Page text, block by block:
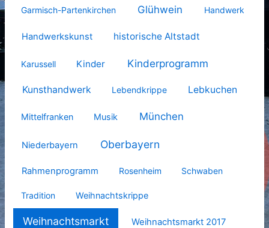
Garmisch-Partenkirchen Glühwein Handwerk
Handwerkskunst historische Altstadt
Karussell Kinder Kinderprogramm
Kunsthandwerk Lebendkrippe Lebkuchen
Mittelfranken Musik München
Niederbayern Oberbayern
Rahmenprogramm Rosenheim Schwaben
Tradition Weihnachtskrippe
Weihnachtsmarkt Weihnachtsmarkt 2017